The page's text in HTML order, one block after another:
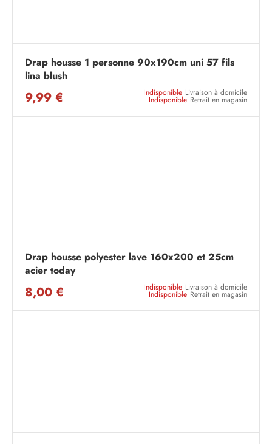
Drap housse 1 personne 90x190cm uni 57 fils
lina blush
9,99 € Indisponible Livraison à domicile
Indisponible Retrait en magasin
Drap housse polyester lave 160x200 et 25cm
acier today
8,00 € Indisponible Livraison à domicile
Indisponible Retrait en magasin